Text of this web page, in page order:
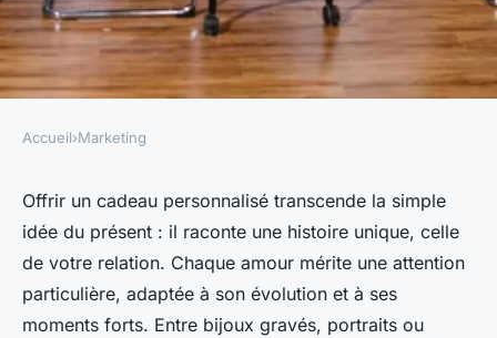
Idées de cadeaux sur mesure
pour célébrer chaque amour
Camille•5 octobre 2025• 6 min de lecture
Accueil›Marketing
Offrir un cadeau personnalisé transcende la simple
idée du présent : il raconte une histoire unique, celle
de votre relation. Chaque amour mérite une attention
particulière, adaptée à son évolution et à ses
moments forts. Entre bijoux gravés, portraits ou